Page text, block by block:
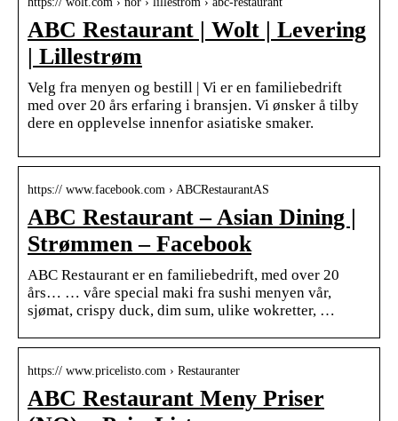
ABC Restaurant | Wolt | Levering
| Lillestrøm
Velg fra menyen og bestill | Vi er en familiebedrift
med over 20 års erfaring i bransjen. Vi ønsker å tilby
dere en opplevelse innenfor asiatiske smaker.
https:// www.facebook.com › ABCRestaurantAS
ABC Restaurant – Asian Dining |
Strømmen – Facebook
ABC Restaurant er en familiebedrift, med over 20
års… … våre special maki fra sushi menyen vår,
sjømat, crispy duck, dim sum, ulike wokretter, …
https:// www.pricelisto.com › Restauranter
ABC Restaurant Meny Priser